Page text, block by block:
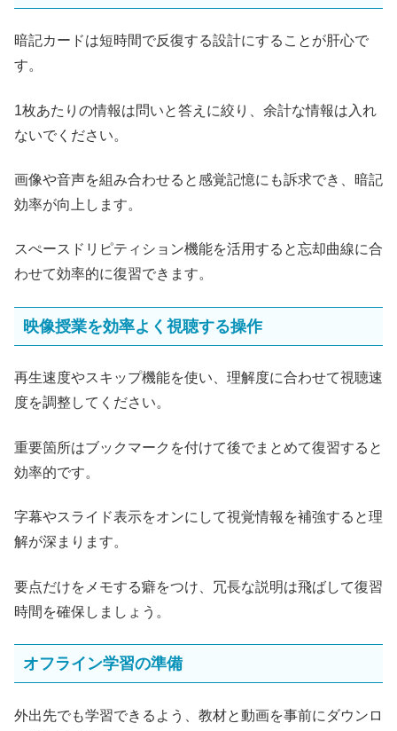
暗記カードは短時間で反復する設計にすることが肝心で
す。
1枚あたりの情報は問いと答えに絞り、余計な情報は入れ
ないでください。
画像や音声を組み合わせると感覚記憶にも訴求でき、暗記
効率が向上します。
スぺースドリピティション機能を活用すると忘却曲線に合
わせて効率的に復習できます。
映像授業を効率よく視聴する操作
再生速度やスキップ機能を使い、理解度に合わせて視聴速
度を調整してください。
重要箇所はブックマークを付けて後でまとめて復習すると
効率的です。
字幕やスライド表示をオンにして視覚情報を補強すると理
解が深まります。
要点だけをメモする癖をつけ、冗長な説明は飛ばして復習
時間を確保しましょう。
オフライン学習の準備
外出先でも学習できるよう、教材と動画を事前にダウンロ